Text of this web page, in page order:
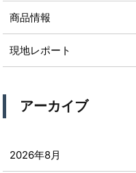
商品情報
現地レポート
アーカイブ
2026年8月